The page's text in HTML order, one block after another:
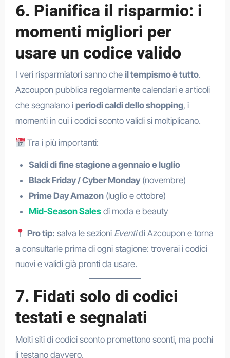
6. Pianifica il risparmio: i
momenti migliori per
usare un codice valido
I veri risparmiatori sanno che il tempismo è tutto.
Azcoupon pubblica regolarmente calendari e articoli
che segnalano i periodi caldi dello shopping, i
momenti in cui i codici sconto validi si moltiplicano.
Tra i più importanti:
Saldi di fine stagione a gennaio e luglio
Black Friday / Cyber Monday(novembre)
Prime Day Amazon(luglio e ottobre)
Mid-Season Salesdi moda e beauty
Pro tip: salva le sezioni Eventidi Azcoupon e torna
a consultarle prima di ogni stagione: troverai i codici
nuovi e validi già pronti da usare.
7. Fidati solo di codici
testati e segnalati
Molti siti di codici sconto promettono sconti, ma pochi
li testano davvero.